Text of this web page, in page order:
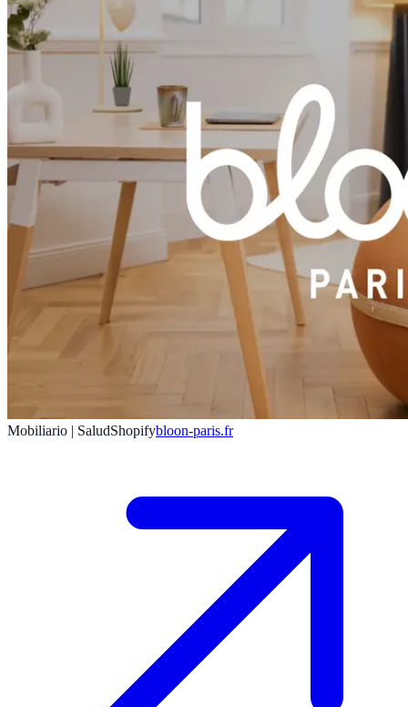
Mobiliario | SaludShopifybloon-paris.fr